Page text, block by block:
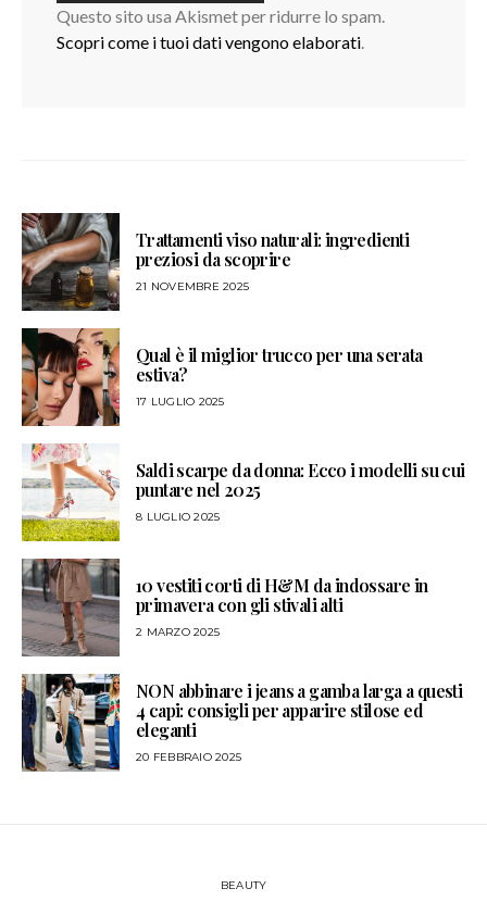
Questo sito usa Akismet per ridurre lo spam.
Scopri come i tuoi dati vengono elaborati.
Trattamenti viso naturali: ingredienti
preziosi da scoprire
21 NOVEMBRE 2025
Qual è il miglior trucco per una serata
estiva?
17 LUGLIO 2025
Saldi scarpe da donna: Ecco i modelli su cui
puntare nel 2025
8 LUGLIO 2025
10 vestiti corti di H&M da indossare in
primavera con gli stivali alti
2 MARZO 2025
NON abbinare i jeans a gamba larga a questi
4 capi: consigli per apparire stilose ed
eleganti
20 FEBBRAIO 2025
BEAUTY